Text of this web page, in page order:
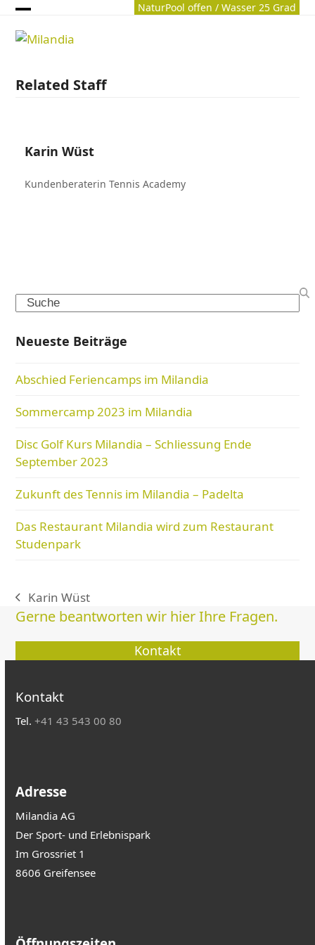
Skip
content
NaturPool offen / Wasser 25 Grad
Archiv
Open
mobile
Close
mobile
Related Staff
Karin Wüst
Kundenberaterin Tennis Academy
Search
Neueste Beiträge
Abschied Feriencamps im Milandia
Sommercamp 2023 im Milandia
Disc Golf Kurs Milandia – Schliessung Ende
September 2023
Zukunft des Tennis im Milandia – Padelta
Das Restaurant Milandia wird zum Restaurant
Studenpark
vorheriger
Beitrag:
Karin Wüst
Gerne beantworten wir hier Ihre Fragen.
Kontakt
Kontakt
Tel.+41 43 543 00 80
Adresse
Milandia AG
Der Sport- und Erlebnispark
Im Grossriet 1
8606 Greifensee